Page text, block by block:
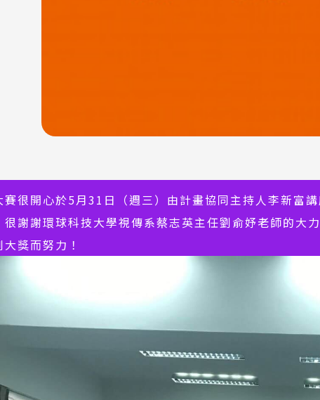
賽很開心於5月31日（週三）由計畫協同主持人李新富
很謝謝環球科技大學視傳系蔡志英主任劉俞妤老師的大
大獎而努力！